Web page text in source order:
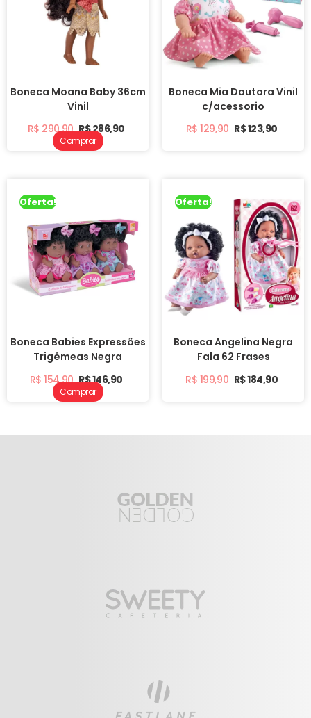
Boneca Moana Baby 36cm
Vinil
R$290,90 R$286,90
Boneca Mia Doutora Vinil
c/acessorio
R$129,90 R$123,90
Comprar
Oferta!
Boneca Babies Expressões
Trigêmeas Negra
R$154,90 R$146,90
Oferta!
Boneca Angelina Negra
Fala 62 Frases
R$199,90 R$184,90
Comprar